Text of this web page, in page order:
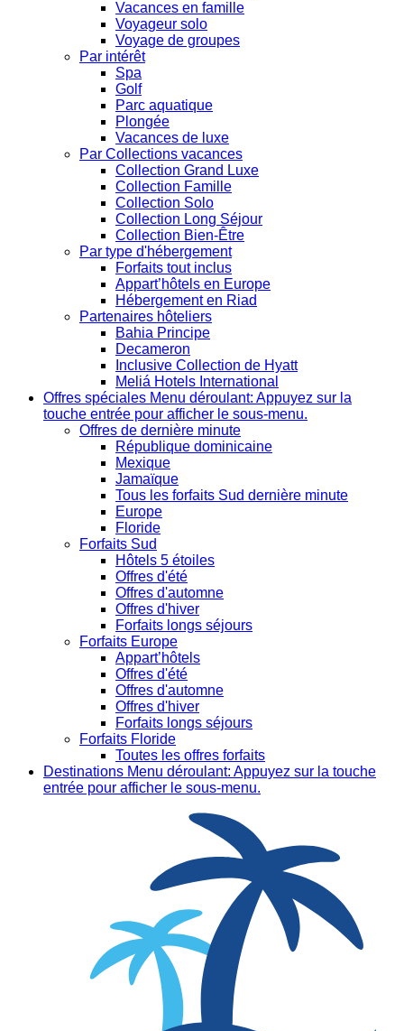
Vacances en famille
Voyageur solo
Voyage de groupes
Par intérêt
Spa
Golf
Parc aquatique
Plongée
Vacances de luxe
Par Collections vacances
Collection Grand Luxe
Collection Famille
Collection Solo
Collection Long Séjour
Collection Bien-Être
Par type d'hébergement
Forfaits tout inclus
Appart’hôtels en Europe
Hébergement en Riad
Partenaires hôteliers
Bahia Principe
Decameron
Inclusive Collection de Hyatt
Meliá Hotels International
Offres spéciales Menu déroulant: Appuyez sur la
touche entrée pour afficher le sous-menu.
Offres de dernière minute
République dominicaine
Mexique
Jamaïque
Tous les forfaits Sud dernière minute
Europe
Floride
Forfaits Sud
Hôtels 5 étoiles
Offres d'été
Offres d'automne
Offres d'hiver
Forfaits longs séjours
Forfaits Europe
Appart’hôtels
Offres d'été
Offres d'automne
Offres d'hiver
Forfaits longs séjours
Forfaits Floride
Toutes les offres forfaits
Destinations Menu déroulant: Appuyez sur la touche
entrée pour afficher le sous-menu.